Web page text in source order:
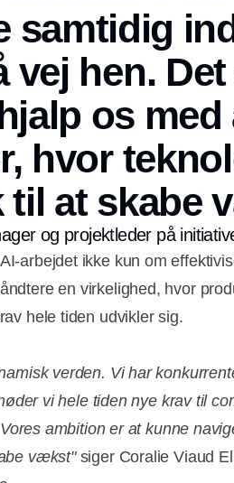
samtidig
hen.
os med
hvor
til at skabe
og projektleder på
arbejdet ikke kun om
en virkelighed, hvor
hele tiden udvikler sig.
verden. Vi har
vi hele tiden nye krav til
ambition er at kunne
vækst" siger Coralie Viaud